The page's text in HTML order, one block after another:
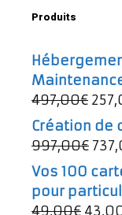
Produits
497,00€ Le
prix
était :
Création de
997,00€ Le
prix
Vos 100
pour
49,00€ Le